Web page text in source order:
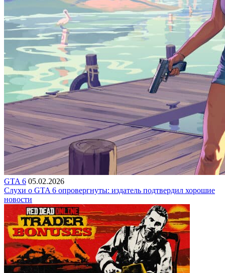
GTA 6 05.02.2026
Слухи о GTA 6 опровергнуты: издатель подтвердил хорошие
новости